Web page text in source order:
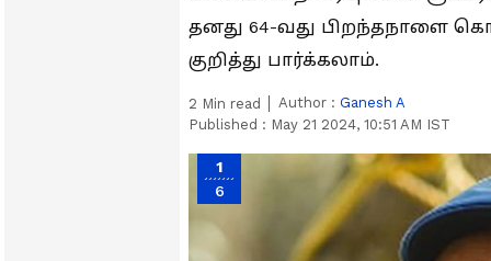
தனது 64-வது பிறந்தநாளை
குறித்து பார்க்கலாம்.
2 Min read Author : Ganesh A
Published : May 21 2024, 10:51 AM IST
1
6